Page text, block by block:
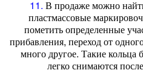
11. В продаже можно
пластмассовые
пометить определенные
прибавления, переход от
много другое. Такие кольца
легко снимаются